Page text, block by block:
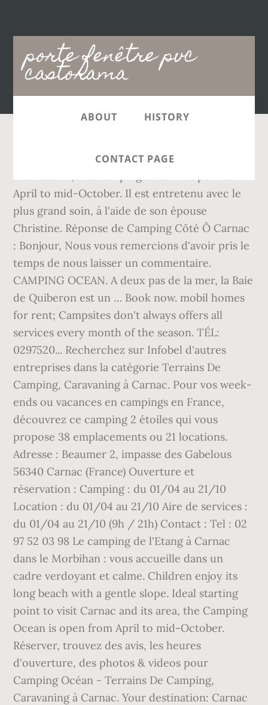
porte fenêtre pvc
castorama
Main
navigation
ABOUT HISTORY
CONTACT PAGE
Description. Ideal starting point to visit Carnac
April to mid-October. Il est entretenu avec le
plus grand soin, à l'aide de son épouse
Christine. Réponse de Camping Côté Ô Carnac
: Bonjour, Nous vous remercions d'avoir pris le
temps de nous laisser un commentaire.
CAMPING OCEAN. A deux pas de la mer, la Baie
de Quiberon est un … Book now. mobil homes
for rent; Campsites don't always offers all
services every month of the season. TÉL:
0297520... Recherchez sur Infobel d'autres
entreprises dans la catégorie Terrains De
Camping, Caravaning à Carnac. Pour vos week-
ends ou vacances en campings en France,
découvrez ce camping 2 étoiles qui vous
propose 38 emplacements ou 21 locations.
Adresse : Beaumer 2, impasse des Gabelous
56340 Carnac (France) Ouverture et
réservation : Camping : du 01/04 au 21/10
Location : du 01/04 au 21/10 Aire de services :
du 01/04 au 21/10 (9h / 21h) Contact : Tel : 02
97 52 03 98 Le camping de l'Etang à Carnac
dans le Morbihan : vous accueille dans un
cadre verdoyant et calme. Children enjoy its
long beach with a gentle slope. Ideal starting
point to visit Carnac and its area, the Camping
Ocean is open from April to mid-October.
Réserver, trouvez des avis, les heures
d'ouverture, des photos & videos pour
Camping Océan - Terrains De Camping,
Caravaning à Carnac. Your destination: Carnac